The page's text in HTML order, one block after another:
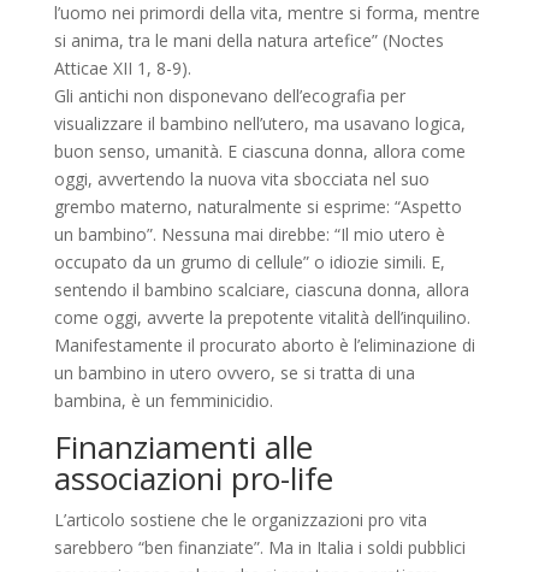
l’uomo nei primordi della vita, mentre si forma, mentre
si anima, tra le mani della natura artefice” (Noctes
Atticae XII 1, 8-9).
Gli antichi non disponevano dell’ecografia per
visualizzare il bambino nell’utero, ma usavano logica,
buon senso, umanità. E ciascuna donna, allora come
oggi, avvertendo la nuova vita sbocciata nel suo
grembo materno, naturalmente si esprime: “Aspetto
un bambino”. Nessuna mai direbbe: “Il mio utero è
occupato da un grumo di cellule” o idiozie simili. E,
sentendo il bambino scalciare, ciascuna donna, allora
come oggi, avverte la prepotente vitalità dell’inquilino.
Manifestamente il procurato aborto è l’eliminazione di
un bambino in utero ovvero, se si tratta di una
bambina, è un femminicidio.
Finanziamenti alle
associazioni pro-life
L’articolo sostiene che le organizzazioni pro vita
sarebbero “ben finanziate”. Ma in Italia i soldi pubblici